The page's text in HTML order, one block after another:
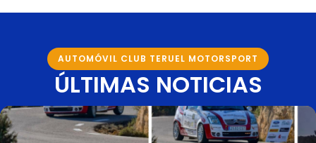
AUTOMÓVIL CLUB TERUEL MOTORSPORT
ÚLTIMAS NOTICIAS